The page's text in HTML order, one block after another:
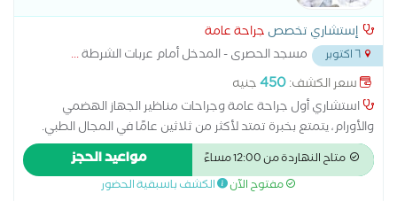
إستشاري تخصص جراحة عامة
مسجد الحصرى - المدخل أمام عربات الشرطة...
سعر الكشف:450جنيه
استشاري أول جراحة عامة وجراحات مناظير الجهاز الهضمي
والأورام، يتمتع بخبرة تمتد لأكثر من ثلاثين عامًا في المجال الطبي.
حاصل على العديد من الدراسات التخصصية والشهادات المعتمدة في
الجراحة العامة وجراحات المناظير، مع سجل مهني حافل في تشخيص
وعلاج الحالات الجراحية المعقدة. عمل في عدد من المستشفيات
متاح النهاردة من 12:00 مساءً مواعيد الحجز
مفتوح الآن الكشف باسبقية الحضور